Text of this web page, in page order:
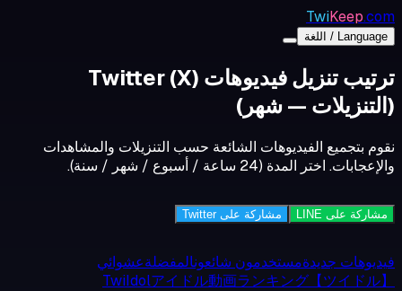
TwiKeep.com
Language / اللغة
ترتيب تنزيل فيديوهات Twitter (X)
(التنزيلات — شهر)
نقوم بتجميع الفيديوهات الشائعة حسب التنزيلات والمشاهدات
والإعجابات. اختر المدة (24 ساعة / أسبوع / شهر / سنة).
مشاركة على LINE مشاركة على Twitter
فيديوهات جديدةمستخدمون شائعونالمفضلةعشوائي
TwiIdolアイドル動画ランキング【ツイドル】